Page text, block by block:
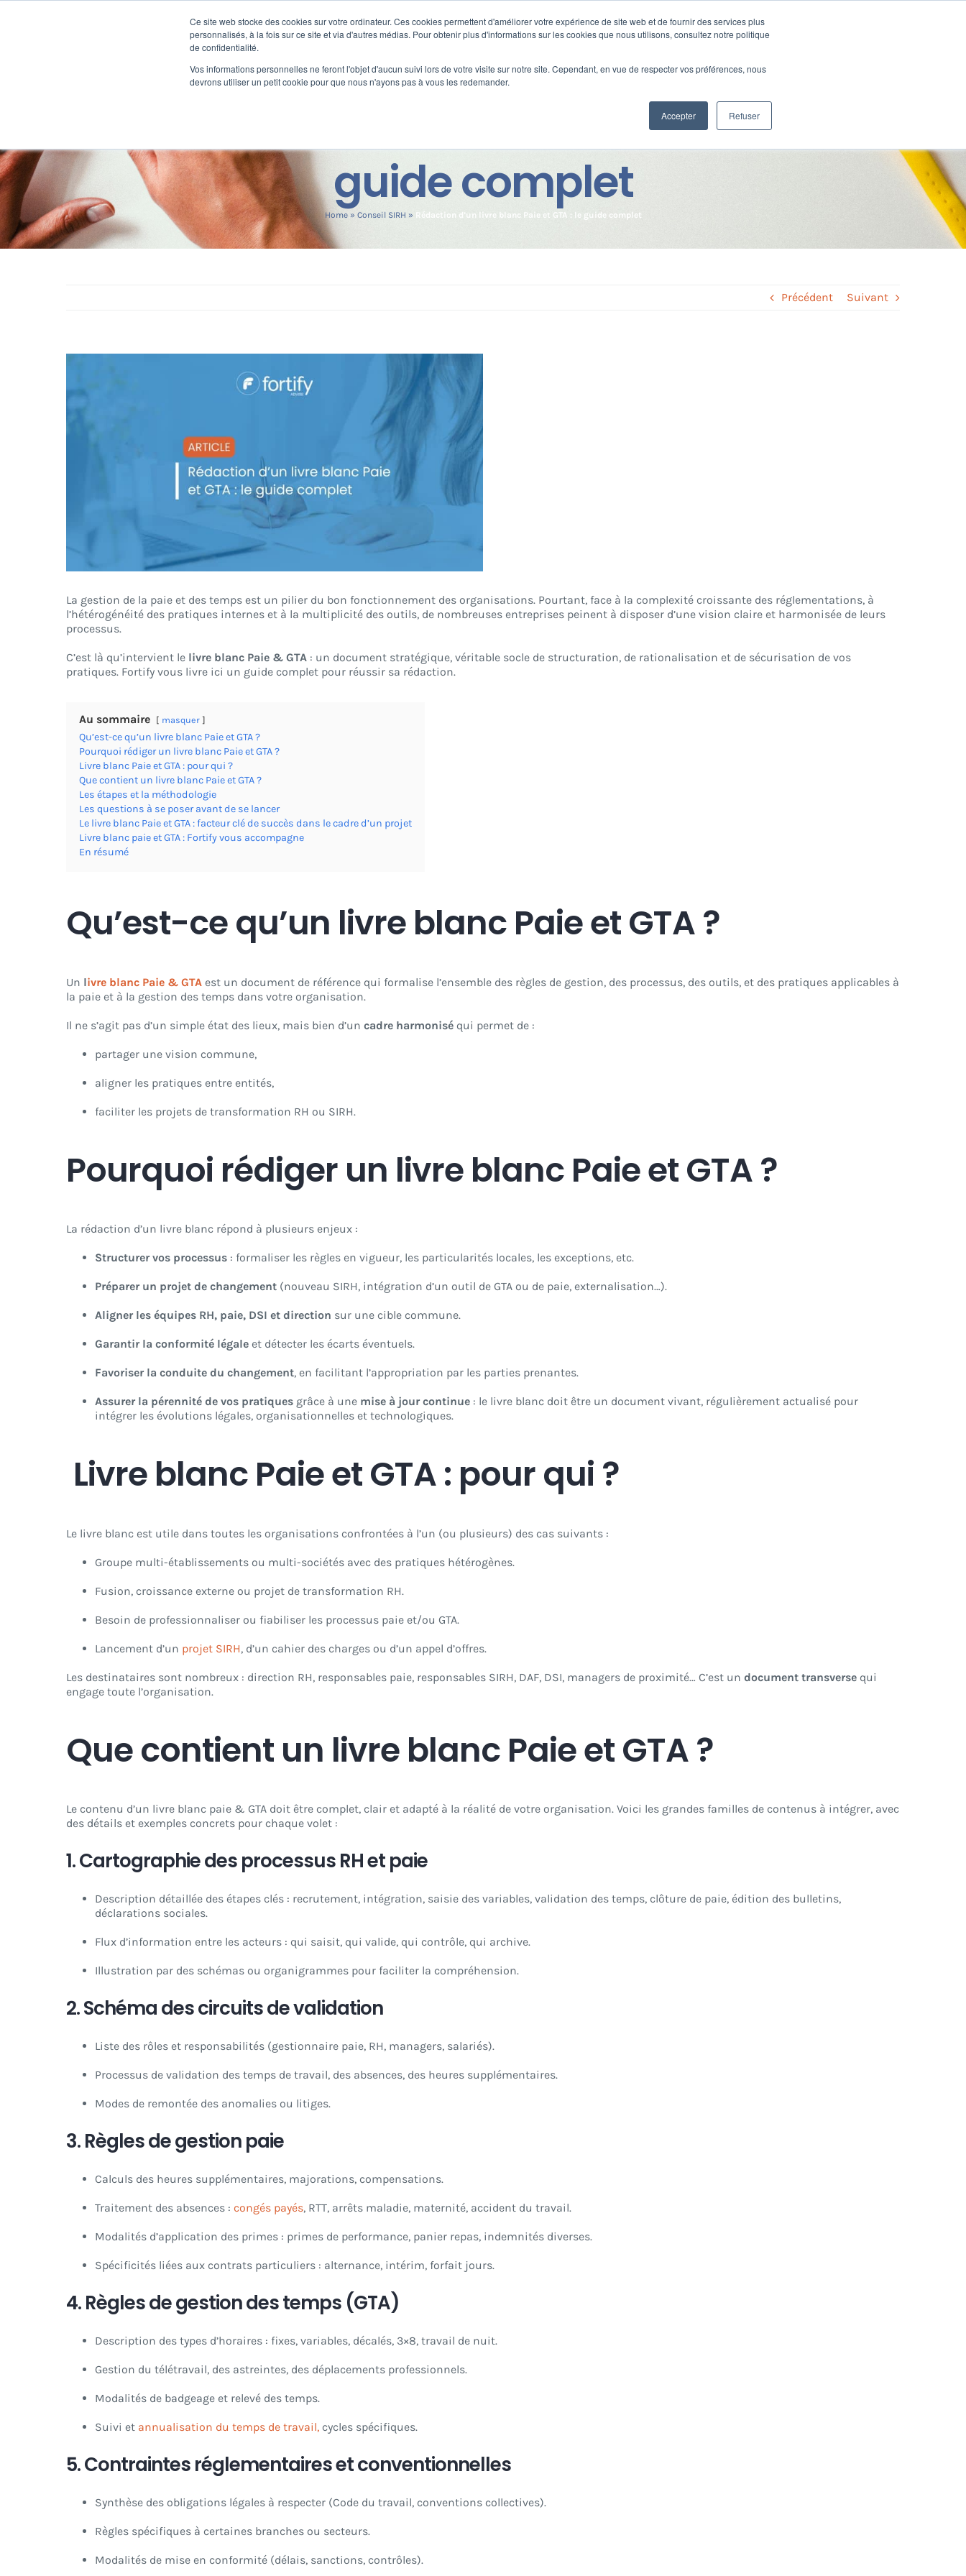
Ce site web stocke des cookies sur votre ordinateur. Ces cookies permettent d'améliorer votre expérience de site web et de fournir des services plus
personnalisés, à la fois sur ce site et via d'autres médias. Pour obtenir plus d'informations sur les cookies que nous utilisons, consultez notre politique
de confidentialité.
Vos informations personnelles ne feront l'objet d'aucun suivi lors de votre visite sur notre site. Cependant, en vue de respecter vos préférences, nous
devrons utiliser un petit cookie pour que nous n'ayons pas à vous les redemander.
Accepter Refuser
Nos offres Formation Nos clients Fortify Ressources SUPPORT
Rédaction d’un livre blanc Paie et GTA : le
guide complet
Home» Conseil SIRH » Rédaction d’un livre blanc Paie et GTA : le guide complet
Précédent Suivant
agrandie
La gestion de la paie et des temps est un pilier du bon fonctionnement des organisations. Pourtant, face à la complexité croissante des réglementations, à
l’hétérogénéité des pratiques internes et à la multiplicité des outils, de nombreuses entreprises peinent à disposer d’une vision claire et harmonisée de leurs
processus.
C’est là qu’intervient le livre blanc Paie & GTA : un document stratégique, véritable socle de structuration, de rationalisation et de sécurisation de vos
pratiques. Fortify vous livre ici un guide complet pour réussir sa rédaction.
Au sommaire masquer
Qu’est-ce qu’un livre blanc Paie et GTA ?
Pourquoi rédiger un livre blanc Paie et GTA ?
Livre blanc Paie et GTA : pour qui ?
Que contient un livre blanc Paie et GTA ?
Les étapes et la méthodologie
Les questions à se poser avant de se lancer
Le livre blanc Paie et GTA : facteur clé de succès dans le cadre d’un projet
Livre blanc paie et GTA : Fortify vous accompagne
En résumé
Qu’est-ce qu’un livre blanc Paie et GTA ?
Un livre blanc Paie & GTA est un document de référence qui formalise l’ensemble des règles de gestion, des processus, des outils, et des pratiques applicables à
la paie et à la gestion des temps dans votre organisation.
Il ne s’agit pas d’un simple état des lieux, mais bien d’un cadre harmonisé qui permet de :
partager une vision commune,
aligner les pratiques entre entités,
faciliter les projets de transformation RH ou SIRH.
Pourquoi rédiger un livre blanc Paie et GTA ?
La rédaction d’un livre blanc répond à plusieurs enjeux :
Structurer vos processus : formaliser les règles en vigueur, les particularités locales, les exceptions, etc.
Préparer un projet de changement (nouveau SIRH, intégration d’un outil de GTA ou de paie, externalisation…).
Aligner les équipes RH, paie, DSI et direction sur une cible commune.
Garantir la conformité légale et détecter les écarts éventuels.
Favoriser la conduite du changement, en facilitant l’appropriation par les parties prenantes.
Assurer la pérennité de vos pratiques grâce à une mise à jour continue : le livre blanc doit être un document vivant, régulièrement actualisé pour
intégrer les évolutions légales, organisationnelles et technologiques.
Livre blanc Paie et GTA : pour qui ?
Le livre blanc est utile dans toutes les organisations confrontées à l’un (ou plusieurs) des cas suivants :
Groupe multi-établissements ou multi-sociétés avec des pratiques hétérogènes.
Fusion, croissance externe ou projet de transformation RH.
Besoin de professionnaliser ou fiabiliser les processus paie et/ou GTA.
Lancement d’un projet SIRH, d’un cahier des charges ou d’un appel d’offres.
Les destinataires sont nombreux : direction RH, responsables paie, responsables SIRH, DAF, DSI, managers de proximité… C’est un document transverse qui
engage toute l’organisation.
Que contient un livre blanc Paie et GTA ?
Le contenu d’un livre blanc paie & GTA doit être complet, clair et adapté à la réalité de votre organisation. Voici les grandes familles de contenus à intégrer, avec
des détails et exemples concrets pour chaque volet :
1.Cartographie des processus RH et paie
Description détaillée des étapes clés : recrutement, intégration, saisie des variables, validation des temps, clôture de paie, édition des bulletins,
déclarations sociales.
Flux d’information entre les acteurs : qui saisit, qui valide, qui contrôle, qui archive.
Illustration par des schémas ou organigrammes pour faciliter la compréhension.
2.Schéma des circuits de validation
Liste des rôles et responsabilités (gestionnaire paie, RH, managers, salariés).
Processus de validation des temps de travail, des absences, des heures supplémentaires.
Modes de remontée des anomalies ou litiges.
3.Règles de gestion paie
Calculs des heures supplémentaires, majorations, compensations.
Traitement des absences : congés payés, RTT, arrêts maladie, maternité, accident du travail.
Modalités d’application des primes : primes de performance, panier repas, indemnités diverses.
Spécificités liées aux contrats particuliers : alternance, intérim, forfait jours.
4.Règles de gestion des temps (GTA)
Description des types d’horaires : fixes, variables, décalés, 3×8, travail de nuit.
Gestion du télétravail, des astreintes, des déplacements professionnels.
Modalités de badgeage et relevé des temps.
Suivi et annualisation du temps de travail, cycles spécifiques.
5.Contraintes réglementaires et conventionnelles
Synthèse des obligations légales à respecter (Code du travail, conventions collectives).
Règles spécifiques à certaines branches ou secteurs.
Modalités de mise en conformité (délais, sanctions, contrôles).